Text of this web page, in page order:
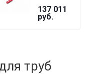
Rehau
RAUTOOL
М1
137 011
руб.
труб